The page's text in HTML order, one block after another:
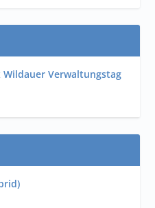
Verwaltungstag